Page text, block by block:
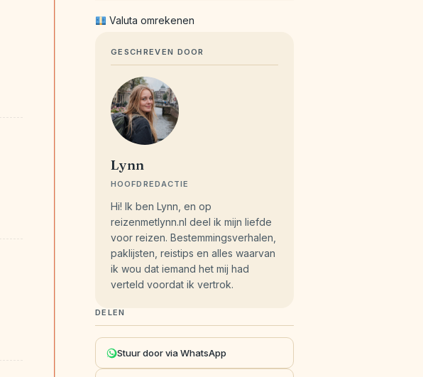
Valuta omrekenen
GESCHREVEN DOOR
Lynn
HOOFDREDACTIE
Hi! Ik ben Lynn, en op
reizenmetlynn.nl deel ik mijn liefde
voor reizen. Bestemmingsverhalen,
paklijsten, reistips en alles waarvan
ik wou dat iemand het mij had
verteld voordat ik vertrok.
DELEN
Stuur door via WhatsApp